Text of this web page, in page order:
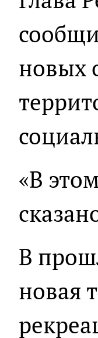
новых
«В
В
новая